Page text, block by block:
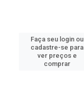
Faça seu login ou
cadastre-se para
ver preços e
comprar